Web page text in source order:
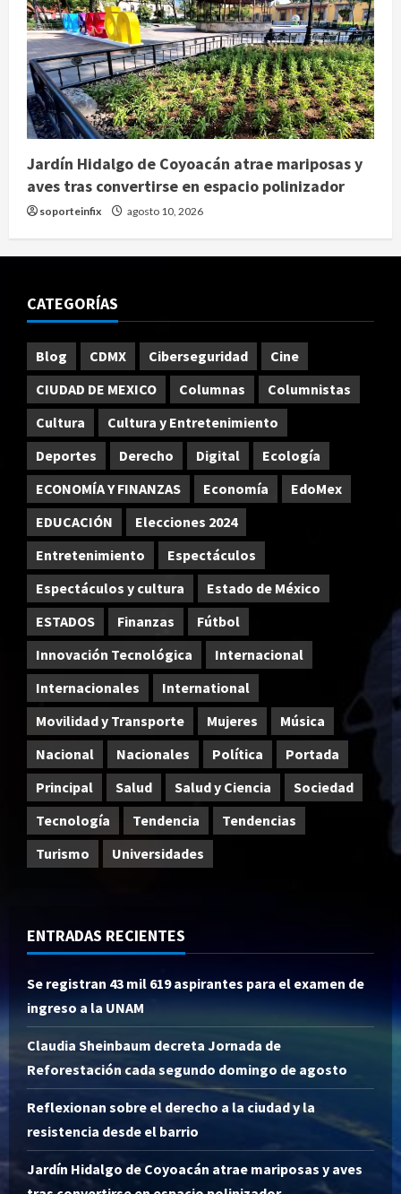
Jardín Hidalgo de Coyoacán atrae mariposas y
aves tras convertirse en espacio polinizador
soporteinfix agosto 10, 2026
CATEGORÍAS
Blog CDMX Ciberseguridad
Cine
CIUDAD DE MEXICO
Columnas
Columnistas
Cultura
Cultura y Entretenimiento
Deportes
Derecho Digital
Ecología
ECONOMÍA Y FINANZAS
Economía
EdoMex
EDUCACIÓN
Elecciones 2024
Entretenimiento
Espectáculos
Espectáculos y cultura
Estado de México
ESTADOS
Finanzas
Fútbol
Innovación Tecnológica
Internacional
Internacionales
International
Movilidad y Transporte
Mujeres
Música
Nacional
Nacionales Política
Portada
Principal
Salud Salud y Ciencia
Sociedad
Tecnología
Tendencia
Tendencias
Turismo
Universidades
ENTRADAS RECIENTES
Se registran 43 mil 619 aspirantes para el examen de
ingreso a la UNAM
Claudia Sheinbaum decreta Jornada de
Reforestación cada segundo domingo de agosto
Reflexionan sobre el derecho a la ciudad y la
resistencia desde el barrio
Jardín Hidalgo de Coyoacán atrae mariposas y aves